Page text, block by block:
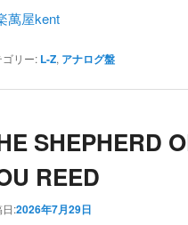
萬屋kent
ゴリー: L-Z, アナログ盤
SHEPHERD
REED
日:2026年7月29日